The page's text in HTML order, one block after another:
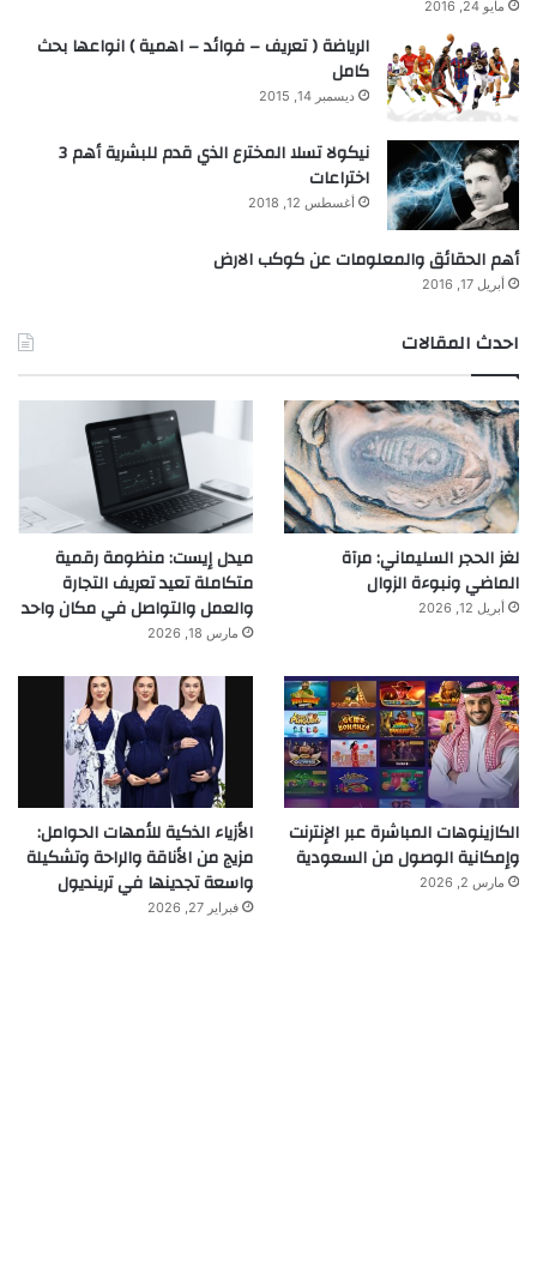
مايو 24, 2016
الرياضة ( تعريف – فوائد – اهمية ) انواعها بحث
كامل
ديسمبر 14, 2015
نيكولا تسلا المخترع الذي قدم للبشرية أهم 3
اختراعات
أغسطس 12, 2018
أهم الحقائق والمعلومات عن كوكب الارض
أبريل 17, 2016
احدث المقالات
لغز الحجر السليماني: مرآة
الماضي ونبوءة الزوال
أبريل 12, 2026
ميدل إيست: منظومة رقمية
متكاملة تعيد تعريف التجارة
والعمل والتواصل في مكان واحد
مارس 18, 2026
الكازينوهات المباشرة عبر الإنترنت
وإمكانية الوصول من السعودية
مارس 2, 2026
الأزياء الذكية للأمهات الحوامل:
مزيج من الأناقة والراحة وتشكيلة
واسعة تجدينها في ترينديول
فبراير 27, 2026